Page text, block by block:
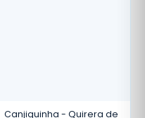
Canjiquinha - Quirera de